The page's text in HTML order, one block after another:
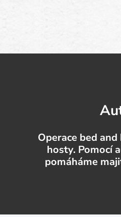
Operace bed
hosty. Pomocí
pomáháme